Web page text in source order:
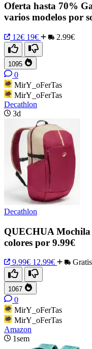
Oferta hasta 70%
varios modelos por
12€ 19€ 2.99€
1095
0
MirY_oFerTas
MirY_oFerTas
Decathlon
3d
Decathlon
QUECHUA Mochila
colores por 9.99€
9.99€ 12.99€ Gratis
1067
0
MirY_oFerTas
MirY_oFerTas
Amazon
1sem